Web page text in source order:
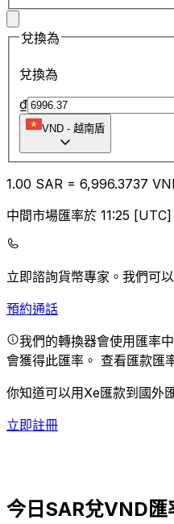
兌換為
兌換為
₫
VND - 越南盾
1.00 SAR = 6,996.3737
中間市場匯率於 11:25 [UTC]
立即諮詢貨幣專家。 我們可
預約通話
我們的轉換器會使用匯率
會獲得此匯率。 查看匯款匯
你知道可以用Xe匯款到國外
立即註冊
今日SAR兌VND匯